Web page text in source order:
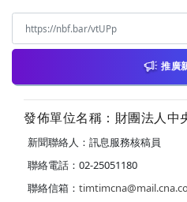
推廣
發佈單位名稱：財團法人中
新聞聯絡人：訊息服務核稿員
聯絡電話：02-25051180
聯絡信箱：